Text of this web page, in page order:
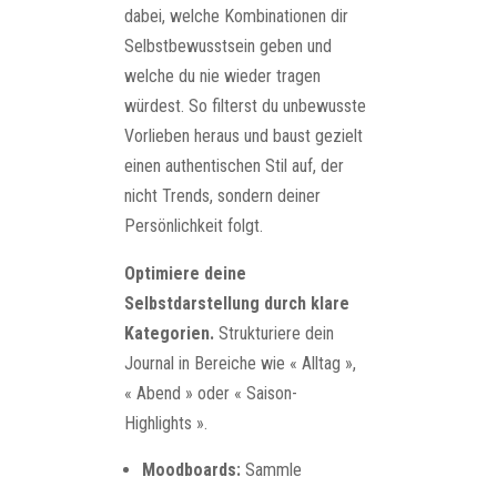
dabei, welche Kombinationen dir
Selbstbewusstsein geben und
welche du nie wieder tragen
würdest. So filterst du unbewusste
Vorlieben heraus und baust gezielt
einen authentischen Stil auf, der
nicht Trends, sondern deiner
Persönlichkeit folgt.
Optimiere deine
Selbstdarstellung durch klare
Kategorien. Strukturiere dein
Journal in Bereiche wie « Alltag »,
« Abend » oder « Saison-
Highlights ».
Moodboards: Sammle